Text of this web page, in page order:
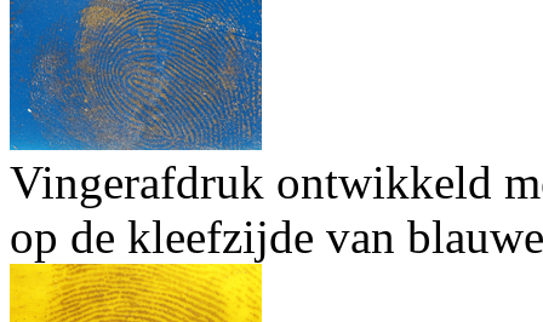
Vingerafdruk ontwikkeld
op de kleefzijde van